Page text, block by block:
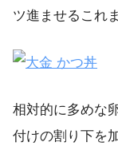
ツ進ませるこれ
相対的に多めな
付けの割り下を